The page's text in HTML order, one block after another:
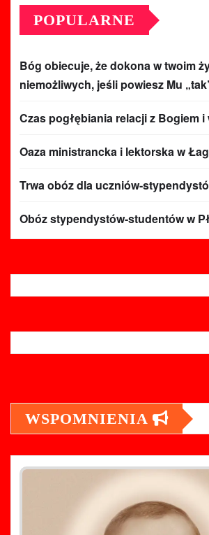
POPULARNE
Bóg obiecuje, że dokona w twoim
niemożliwych, jeśli powiesz Mu
Czas pogłębiania relacji z Bogiem
Oaza ministrancka i lektorska w
Trwa obóz dla uczniów-
Obóz stypendystów-studentów w
WSPOMNIENIA